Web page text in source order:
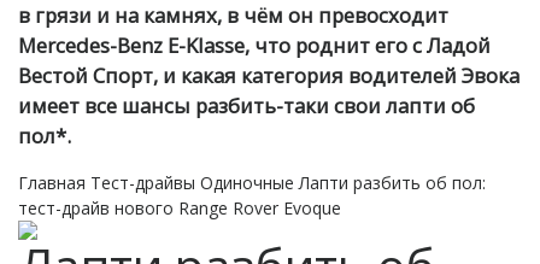
в грязи и на камнях, в чём он превосходит
Mercedes-Benz E-Klasse, что роднит его с Ладой
Вестой Спорт, и какая категория водителей Эвока
имеет все шансы разбить-таки свои лапти об
пол*.
Главная Тест-драйвы Одиночные Лапти разбить об пол:
тест-драйв нового Range Rover Evoque